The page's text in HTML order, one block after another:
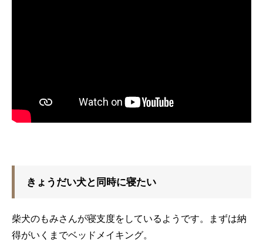
きょうだい犬と同時に寝たい
柴犬のもみさんが寝支度をしているようです。まずは納
得がいくまでベッドメイキング。